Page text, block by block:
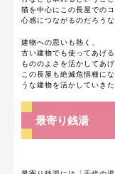
猫を中心にこの長屋での
心感につながるのだろうな
建物への思いも熱く、
古い建物でも使ってあげ
もののよさを活かしてあげ
この長屋も絶滅危惧種に
うな建物を活かしていき
最寄り銭湯